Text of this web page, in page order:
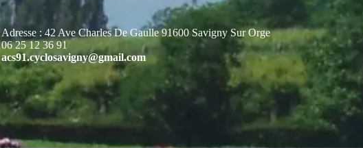
Adresse : 42 Ave Charles De Gaulle 91600 Savigny Sur Orge
06 25 12 36 91
acs91.cyclosavigny@gmail.com